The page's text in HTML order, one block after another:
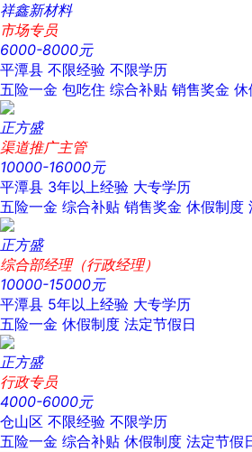
祥鑫新材料
市场专员
6000-8000元
平潭县 不限经验 不限学历
五险一金 包吃住 综合补贴 销售奖金 休
正方盛
渠道推广主管
10000-16000元
平潭县 3年以上经验 大专学历
五险一金 综合补贴 销售奖金 休假制度
正方盛
综合部经理（行政经理）
10000-15000元
平潭县 5年以上经验 大专学历
五险一金 休假制度 法定节假日
正方盛
行政专员
4000-6000元
仓山区 不限经验 不限学历
五险一金 综合补贴 休假制度 法定节假